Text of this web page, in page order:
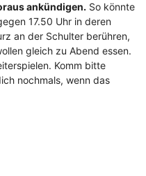
ankündigen. So könnte
17.50 Uhr in deren
an der Schulter berühren,
gleich zu Abend essen.
Komm bitte
nochmals, wenn das